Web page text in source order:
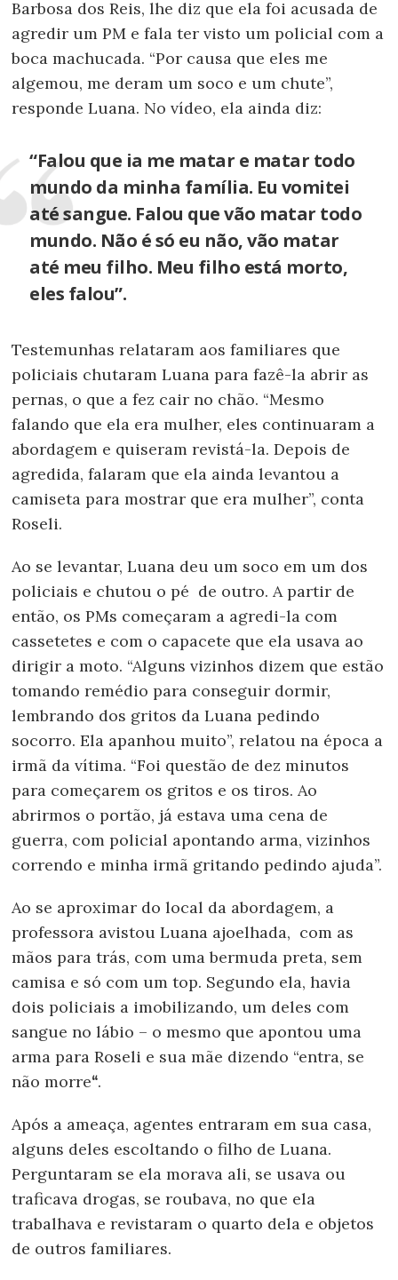
Barbosa dos Reis, lhe diz que ela foi acusada de
agredir um PM e fala ter visto um policial com a
boca machucada. “Por causa que eles me
algemou, me deram um soco e um chute”,
responde Luana. No vídeo, ela ainda diz:
“Falou que ia me matar e matar todo
mundo da minha família. Eu vomitei
até sangue. Falou que vão matar todo
mundo. Não é só eu não, vão matar
até meu filho. Meu filho está morto,
eles falou”.
Testemunhas relataram aos familiares que
policiais chutaram Luana para fazê-la abrir as
pernas, o que a fez cair no chão. “Mesmo
falando que ela era mulher, eles continuaram a
abordagem e quiseram revistá-la. Depois de
agredida, falaram que ela ainda levantou a
camiseta para mostrar que era mulher”, conta
Roseli.
Ao se levantar, Luana deu um soco em um dos
policiais e chutou o pé de outro. A partir de
então, os PMs começaram a agredi-la com
cassetetes e com o capacete que ela usava ao
dirigir a moto. “Alguns vizinhos dizem que estão
tomando remédio para conseguir dormir,
lembrando dos gritos da Luana pedindo
socorro. Ela apanhou muito”, relatou na época a
irmã da vítima. “Foi questão de dez minutos
para começarem os gritos e os tiros. Ao
abrirmos o portão, já estava uma cena de
guerra, com policial apontando arma, vizinhos
correndo e minha irmã gritando pedindo ajuda”.
Ao se aproximar do local da abordagem, a
professora avistou Luana ajoelhada, com as
mãos para trás, com uma bermuda preta, sem
camisa e só com um top. Segundo ela, havia
dois policiais a imobilizando, um deles com
sangue no lábio – o mesmo que apontou uma
arma para Roseli e sua mãe dizendo “entra, se
não morre“.
Após a ameaça, agentes entraram em sua casa,
alguns deles escoltando o filho de Luana.
Perguntaram se ela morava ali, se usava ou
traficava drogas, se roubava, no que ela
trabalhava e revistaram o quarto dela e objetos
de outros familiares.